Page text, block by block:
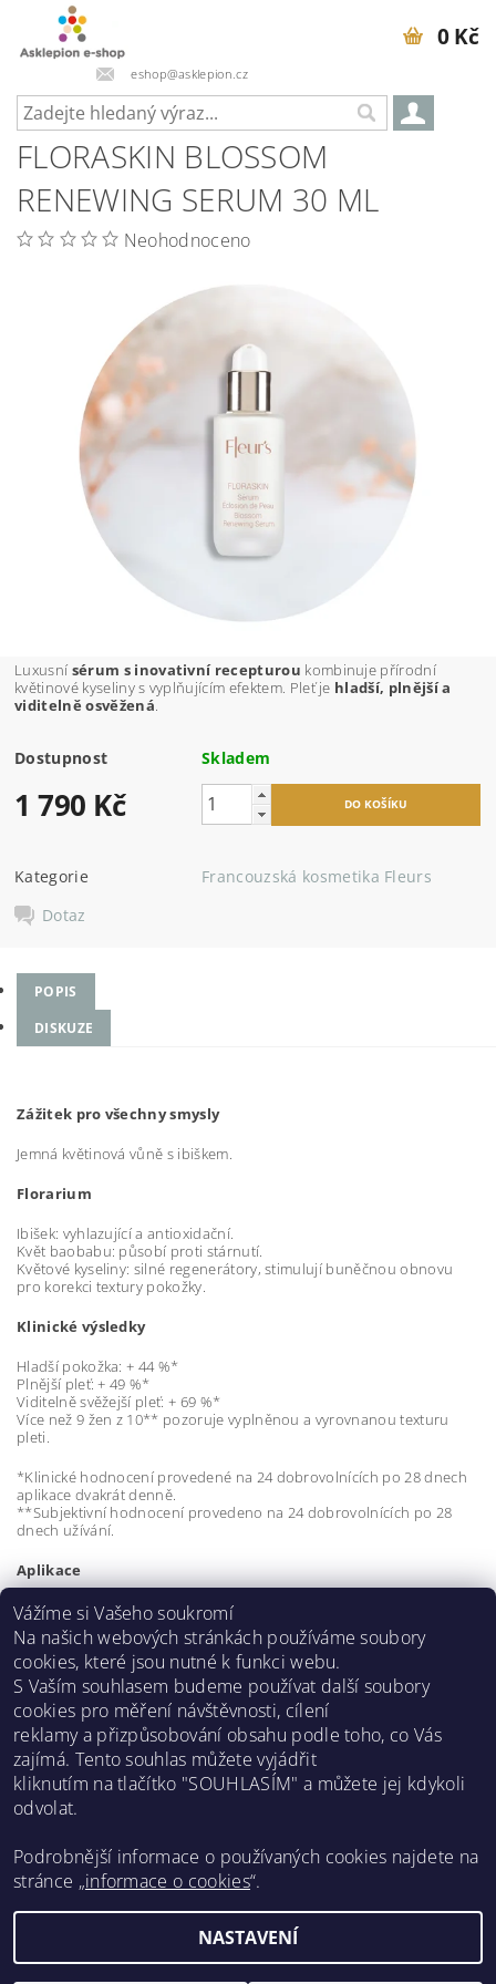
eshop@asklepion.cz
0 Kč
FLORASKIN BLOSSOM
RENEWING SERUM 30 ML
Neohodnoceno
Luxusní sérum s inovativní recepturou kombinuje přírodní
květinové kyseliny s vyplňujícím efektem. Pleť je hladší, plnější a
viditelně osvěžená
Dostupnost Skladem
1 790 Kč
Kategorie
Francouzská kosmetika Fleurs
Dotaz
POPIS
DISKUZE
Zážitek pro všechny smysly
Jemná květinová vůně s ibiškem.
Florarium
Ibišek: vyhlazující a antioxidační.
Květ baobabu: působí proti stárnutí.
Květové kyseliny: silné regenerátory, stimulují buněčnou obnovu
pro korekci textury pokožky.
Klinické výsledky
Hladší pokožka: + 44 %*
Plnější pleť: + 49 %*
Viditelně svěžejší pleť: + 69 %*
Více než 9 žen z 10** pozoruje vyplněnou a vyrovnanou texturu
pleti.
*Klinické hodnocení provedené na 24 dobrovolnících po 28 dnech
aplikace dvakrát denně.
**Subjektivní hodnocení provedeno na 24 dobrovolnících po 28
dnech užívání.
Aplikace
Aplikujte ráno a večer na dokonale vyčištěnou pleť obličeje a krku
před použitím obvyklého pleťového krému.
Buďte první, kdo napíše příspěvek k této položce.
Přidat komentář
Facebook Instagram
2026 ©Asklepion, všechna práva vyhrazenaUpravit nastavení cookies
Vážíme si Vašeho soukromí
Na našich webových stránkách používáme soubory
cookies, které jsou nutné k funkci webu.
S Vaším souhlasem budeme používat další soubory
cookies pro měření návštěvnosti, cílení
reklamy a přizpůsobování obsahu podle toho, co Vás
zajímá. Tento souhlas můžete vyjádřit
kliknutím na tlačítko "SOUHLASÍM" a můžete jej kdykoli
odvolat.
Podrobnější informace o používaných cookies najdete na
stránce „informace o cookies“.
NASTAVENÍ